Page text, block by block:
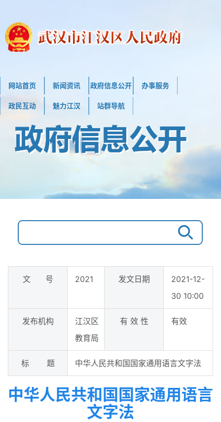
网站首页 新闻资讯 政府信息公开 办事服务
政民互动 魅力江汉 站群导航
文 号 2021 发文日期
2021-12-
30 10:00
发布机构
江汉区
教育局
有 效 性 有效
标 题 中华人民共和国国家通用语言文字法
中华人民共和国国家通用语言
文字法